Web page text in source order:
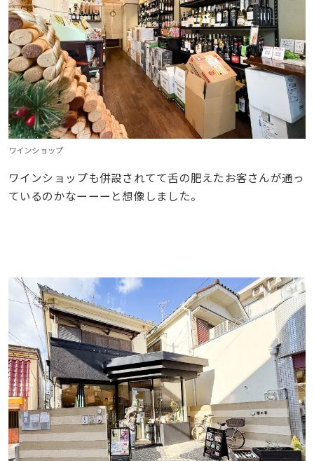
ワインショップ
ワインショップも併設されてて舌の肥えたお客さんが通っ
ているのかなーーーと想像しました。